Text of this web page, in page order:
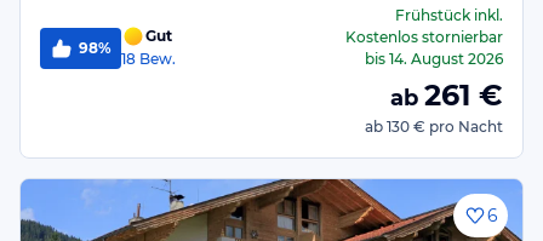
98%
Gut
18 Bew.
Frühstückinkl.
Kostenlos stornierbar
bis 14. August 2026
ab 261 €
ab 130 € pro Nacht
6